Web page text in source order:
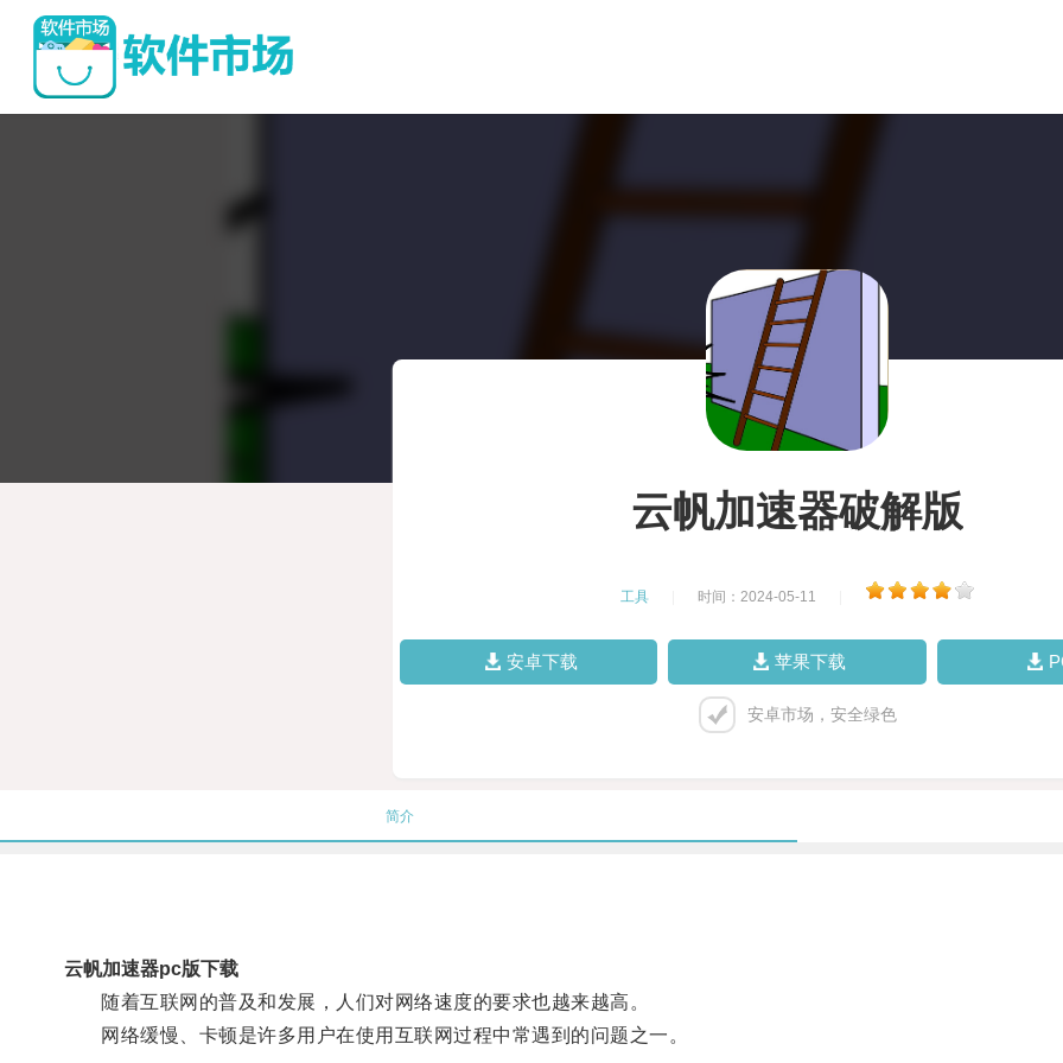
云帆加速器破解版
工具 时间：2024-05-11
安卓下载 苹果下载
安卓市场，安全绿色
简介
云帆加速器pc版下载
随着互联网的普及和发展，人们对网络速度的要求也越来越高。
网络缓慢、卡顿是许多用户在使用互联网过程中常遇到的问题之一。